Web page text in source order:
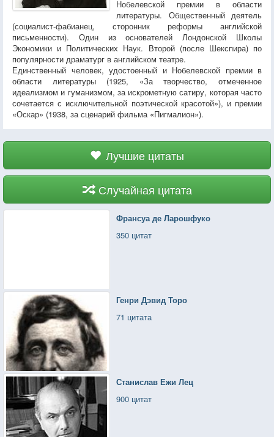
Нобелевской премии в области
литературы. Общественный деятель
(социалист-фабианец, сторонник реформы английской
письменности). Один из основателей Лондонской Школы
Экономики и Политических Наук. Второй (после Шекспира) по
популярности драматург в английском театре.
Единственный человек, удостоенный и Нобелевской премии в
области литературы (1925, «За творчество, отмеченное
идеализмом и гуманизмом, за искрометную сатиру, которая часто
сочетается с исключительной поэтической красотой»), и премии
«Оскар» (1938, за сценарий фильма «Пигмалион»).
Лучшие цитаты
Случайная цитата
Франсуа де Ларошфуко
350 цитат
Генри Дэвид Торо
71 цитата
Станислав Ежи Лец
900 цитат